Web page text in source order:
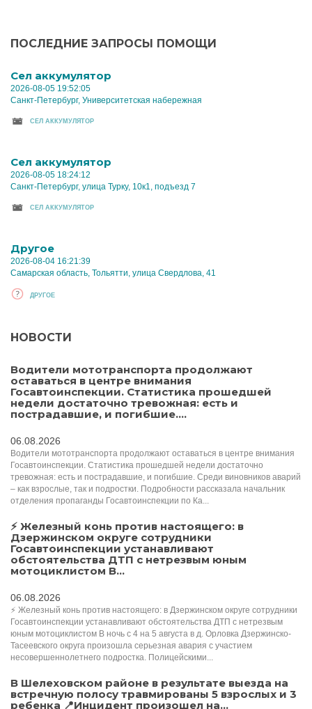
ПОСЛЕДНИЕ ЗАПРОСЫ ПОМОЩИ
Cел аккумулятор
2026-08-05 19:52:05
Санкт-Петербург, Университетская набережная
CЕЛ АККУМУЛЯТОР
Cел аккумулятор
2026-08-05 18:24:12
Санкт-Петербург, улица Турку, 10к1, подъезд 7
CЕЛ АККУМУЛЯТОР
Другое
2026-08-04 16:21:39
Самарская область, Тольятти, улица Свердлова, 41
ДРУГОЕ
НОВОСТИ
Водители мототранспорта продолжают
оставаться в центре внимания
Госавтоинспекции. Статистика прошедшей
недели достаточно тревожная: есть и
пострадавшие, и погибшие....
06.08.2026
Водители мототранспорта продолжают оставаться в центре внимания
Госавтоинспекции. Статистика прошедшей недели достаточно
тревожная: есть и пострадавшие, и погибшие. Среди виновников аварий
– как взрослые, так и подростки. Подробности рассказала начальник
отделения пропаганды Госавтоинспекции по Ка...
⚡ Железный конь против настоящего: в
Дзержинском округе сотрудники
Госавтоинспекции устанавливают
обстоятельства ДТП с нетрезвым юным
мотоциклистом В...
06.08.2026
⚡ Железный конь против настоящего: в Дзержинском округе сотрудники
Госавтоинспекции устанавливают обстоятельства ДТП с нетрезвым
юным мотоциклистом В ночь с 4 на 5 августа в д. Орловка Дзержинско-
Тасеевского округа произошла серьезная авария с участием
несовершеннолетнего подростка. Полицейскими...
В Шелеховском районе в результате выезда на
встречную полосу травмированы 5 взрослых и 3
ребенка 📍Инцидент произошел на...